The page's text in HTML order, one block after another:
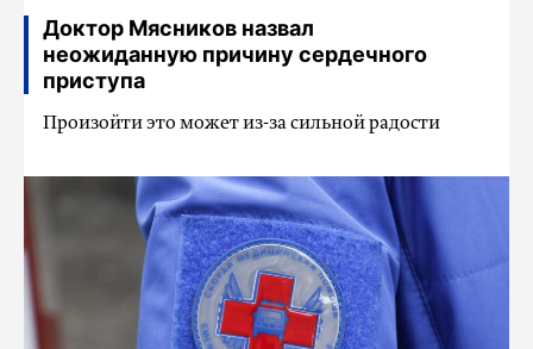
Доктор Мясников назвал
неожиданную причину сердечного
приступа
Произойти это может из-за сильной радости